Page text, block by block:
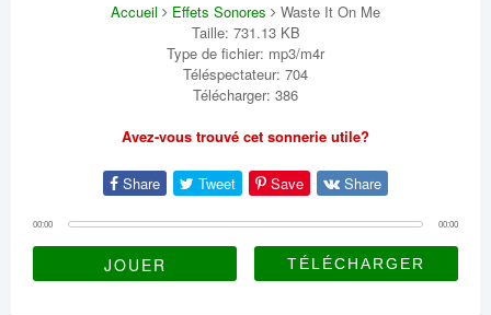
Accueil Effets Sonores
Waste It On Me
Taille: 731.13 KB
Type de fichier: mp3/m4r
Téléspectateur: 704
Télécharger: 386
Avez-vous trouvé cet sonnerie utile?
Share Tweet Save Share
00:00 00:00
JOUER